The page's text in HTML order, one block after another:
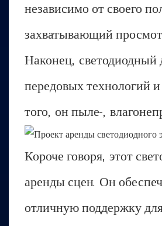
независимо от своего
захватывающий
Наконец, светодиодный
передовых технологий
того, он пыле-,
Короче говоря, этот
аренды сцен. Он
отличную поддержку